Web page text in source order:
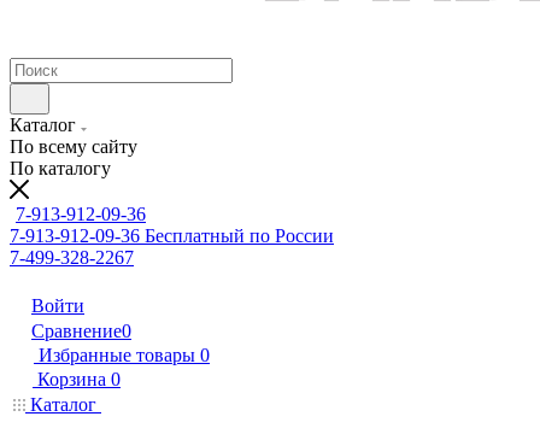
Каталог
По всему сайту
По каталогу
7-913-912-09-36
7-913-912-09-36 Бесплатный по России
7-499-328-2267
Войти
Сравнение0
Избранные товары 0
Корзина 0
Каталог